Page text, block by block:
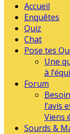
Accueil
Enquêtes
Quiz
Chat
Pose tes
Une
à
Forum
l’avis
Viens
Sourds &